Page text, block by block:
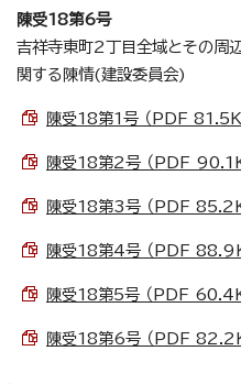
陳受18第6号
吉祥寺東町2丁目全域とその周
関する陳情(建設委員会)
陳受18第1号 （PDF
陳受18第2号 （PDF
陳受18第3号 （PDF
陳受18第4号 （PDF
陳受18第5号 （PDF
陳受18第6号 （PDF